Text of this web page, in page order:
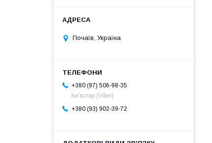
Почаїв, Україна
+380 (97) 506-98-35
Ки'встар (Viber)
+380 (93) 902-39-72